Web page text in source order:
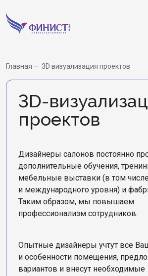
Главная 3D визуализация проектов
3D-
проектов
Дизайнеры салонов постоянно
дополнительные обучения,
мебельные выставки (в том
и международного уровня) и
Таким образом, мы повышаем
профессионализм сотрудников.
Опытные дизайнеры учтут все
и особенности помещения,
вариантов и внесут необходимые